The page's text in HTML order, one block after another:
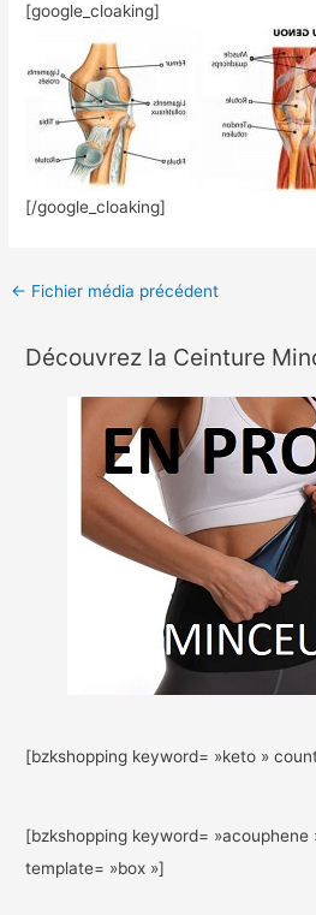
[google_cloaking]
[/google_cloaking]
← Fichier média précédent
Découvrez la Ceinture
[bzkshopping keyword= »keto »
[bzkshopping keyword= »acouphene
template= »box »]